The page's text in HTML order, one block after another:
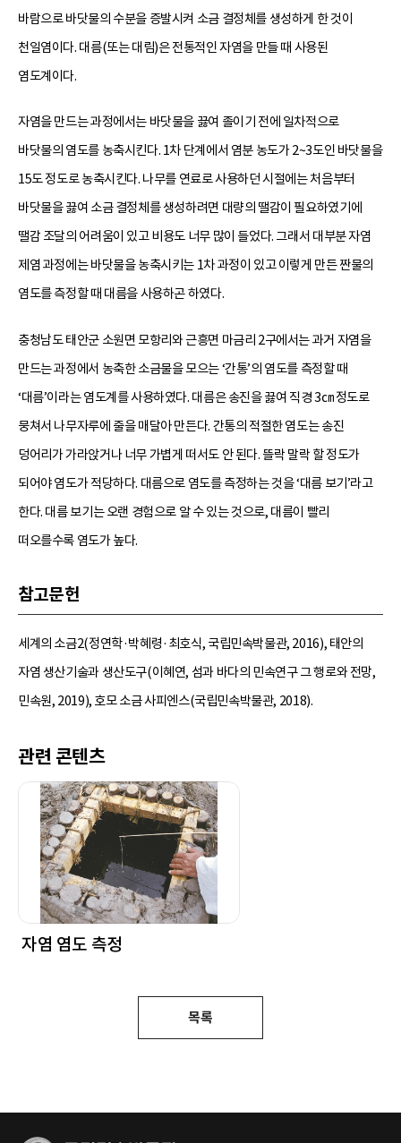
바람으로 바닷물의 수분을 증발시켜 소금 결정체를 생성하게 한 것이
천일염이다. 대름(또는 대림)은 전통적인 자염을 만들 때 사용된
염도계이다.
자염을 만드는 과정에서는 바닷물을 끓여 졸이기 전에 일차적으로
바닷물의 염도를 농축시킨다. 1차 단계에서 염분 농도가 2~3도인 바닷물을
15도 정도로 농축시킨다. 나무를 연료로 사용하던 시절에는 처음부터
바닷물을 끓여 소금 결정체를 생성하려면 대량의 땔감이 필요하였기에
땔감 조달의 어려움이 있고 비용도 너무 많이 들었다. 그래서 대부분 자염
제염 과정에는 바닷물을 농축시키는 1차 과정이 있고 이렇게 만든 짠물의
염도를 측정할 때 대름을 사용하곤 하였다.
충청남도 태안군 소원면 모항리와 근흥면 마금리 2구에서는 과거 자염을
만드는 과정에서 농축한 소금물을 모으는 ‘간통’의 염도를 측정할 때
‘대름’이라는 염도계를 사용하였다. 대름은 송진을 끓여 직경 3㎝ 정도로
뭉쳐서 나무자루에 줄을 매달아 만든다. 간통의 적절한 염도는 송진
덩어리가 가라앉거나 너무 가볍게 떠서도 안 된다. 뜰락 말락 할 정도가
되어야 염도가 적당하다. 대름으로 염도를 측정하는 것을 ‘대름 보기’라고
한다. 대름 보기는 오랜 경험으로 알 수 있는 것으로, 대름이 빨리
떠오를수록 염도가 높다.
참고문헌
세계의 소금2(정연학·박혜령·최호식, 국립민속박물관, 2016), 태안의
자염 생산기술과 생산도구(이혜연, 섬과 바다의 민속연구 그 행로와 전망,
민속원, 2019), 호모 소금 사피엔스(국립민속박물관, 2018).
관련 콘텐츠
자염 염도 측정
목록